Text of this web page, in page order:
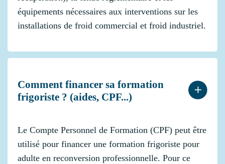
équipements nécessaires aux interventions sur les
installations de froid commercial et froid industriel.
Comment financer sa formation
frigoriste ? (aides, CPF...)
Le Compte Personnel de Formation (CPF) peut être
utilisé pour financer une formation frigoriste pour
adulte en reconversion professionnelle. Pour ce